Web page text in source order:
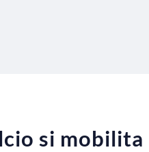
si mobilita